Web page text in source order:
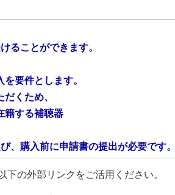
ことができます。
要件とします。
くため、
籍する補聴器
購入前に申請書の提出が必要です。
の外部リンクをご活用ください。